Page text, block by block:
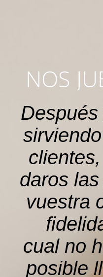
NOS
daros
vuestra
cual no
posible